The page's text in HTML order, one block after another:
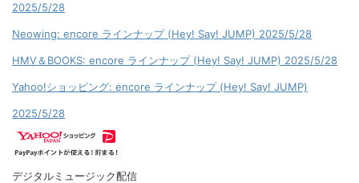
2025/5/28
Neowing: encore ラインナップ (Hey! Say! JUMP) 2025/5/28
HMV＆BOOKS: encore ラインナップ (Hey! Say! JUMP) 2025/5/28
Yahoo!ショッピング: encore ラインナップ (Hey! Say! JUMP)
2025/5/28
デジタルミュージック配信